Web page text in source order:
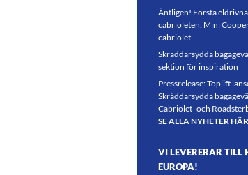
Äntligen! Första eldrivna
cabrioleten: Mini
cabriolet
Skräddarsydda
sektion för inspiration
Pressrelease: Toplift
Skräddarsydda
Cabriolet- och
SE ALLA NYHETER
VI LEVERERAR TILL
EUROPA!